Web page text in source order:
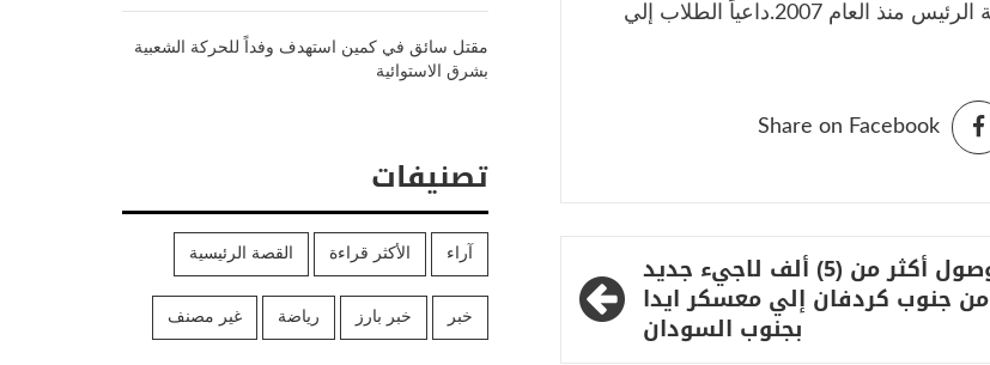
مشيراً إلي أن منهج جنوب السودان تم تدشينه بواسطة الرئيس منذ العام 2007.داعياً الطلاب إلي
Share on Facebook
وصول أكثر من (5) ألف لاجيء جديد
من جنوب كردفان إلي معسكر ايدا
بجنوب السودان
مقتل سائق في كمين استهدف وفداً للحركة الشعبية
بشرق الاستوائية
تصنيفات
آراء الأكثر قراءة القصة الرئيسية
خبر خبر بارز رياضة غير مصنف